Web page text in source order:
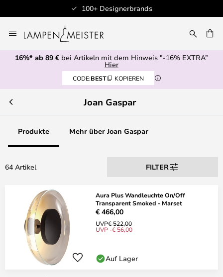
Professioneller Kundenservice
Inhalt
springen
16%* ab 89 € bei Artikeln mit dem Hinweis "-16% EXTRA”
Hier
CODE:BEST KOPIEREN
Joan Gaspar
Produkte Mehr über Joan Gaspar
64 Artikel FILTER
Aura Plus Wandleuchte On/Off
Transparent Smoked - Marset
€ 466,00
UVP€ 522,00
UVP -€ 56,00
Auf Lager